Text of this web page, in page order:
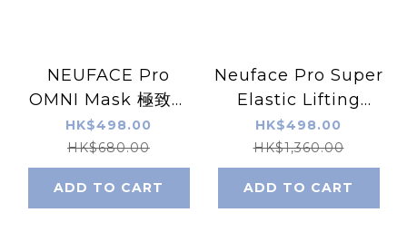
NEUFACE Pro
OMNI Mask 極致修
護保濕嫩白精華面膜
（買一送二）
HK$498.00
HK$680.00
ADD TO CART
Neuface Pro Super
Elastic Lifting
Mask 4D真空繃帶整
形面膜 (買一送二)
HK$498.00
HK$1,360.00
ADD TO CART